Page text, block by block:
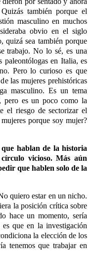
también porque el
masculino en muchos
obvio en el siglo
quizá sea también porque
trabajo. No lo sé, es una
paleontólogas en Italia, es
Pero lo curioso es que
las mujeres prehistóricas
masculino. Es un tema
pero es un poco como la
el riesgo de sectorizar el
porque soy mujer?
hablan de la historia
vicioso. Más aún
que hablen solo de la
quiero estar en un nicho.
la posición crítica sobre
hace un momento, sería
es que en la investigación
la elección de los
tenemos que trabajar en